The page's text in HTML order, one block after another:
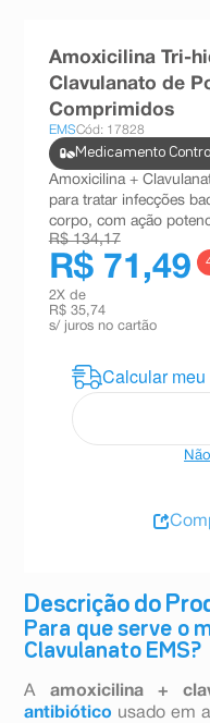
esmalte
ºabsorvente
Descrição do
Para que serve o
Clavulanato EMS?
Aamoxicilina +
antibiótico usado em
Amoxicilina Tri-
Clavulanato de
Comprimidos
EMSCód: 17828
Medicamento
Amoxicilina +
para tratar infecções
corpo, com ação
R$ 134,17
R$ 71,49
2X de
R$ 35,74
s/ juros no cartão